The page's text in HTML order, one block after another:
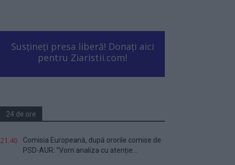
Susțineți presa liberă! Donați aici
pentru Ziaristii.com!
24 de ore
21.40
Comisia Europeană, după ororile comise de
PSD-AUR: ”Vom analiza cu atenție...